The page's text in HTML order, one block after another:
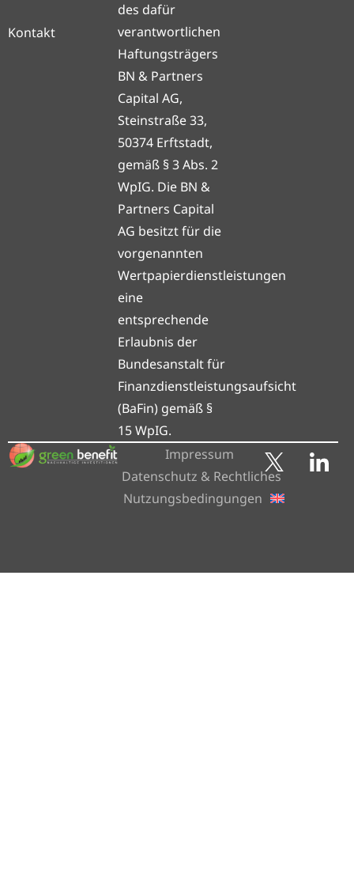
Kontakt
des dafür
verantwortlichen
Haftungsträgers
BN & Partners
Capital AG,
Steinstraße 33,
50374 Erftstadt,
gemäß § 3 Abs. 2
WpIG. Die BN &
Partners Capital
AG besitzt für die
vorgenannten
Wertpapierdienstleistungen
eine
entsprechende
Erlaubnis der
Bundesanstalt für
Finanzdienstleistungsaufsicht
(BaFin) gemäß §
15 WpIG.
Impressum
Datenschutz & Rechtliches
Nutzungsbedingungen